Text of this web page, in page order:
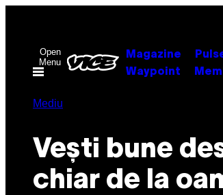
contentOpen
Menu
Magazine
Waypoint
Mediu
Vești bune
chiar de la